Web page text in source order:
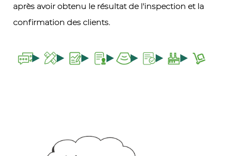
après avoir obtenu le résultat de l'inspection et la
confirmation des clients.